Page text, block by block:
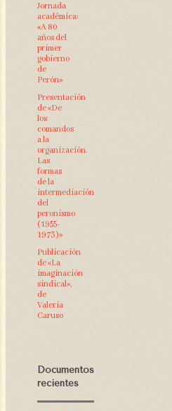
Jornada
académica:
«A 80
años del
primer
gobierno
de
Perón»
Presentación
de «De
los
comandos
a la
organización.
Las
formas
de la
intermediación
del
peronismo
(1955-
1973)»
Publicación
de «La
imaginación
sindical»,
de
Valeria
Caruso
Documentos
recientes